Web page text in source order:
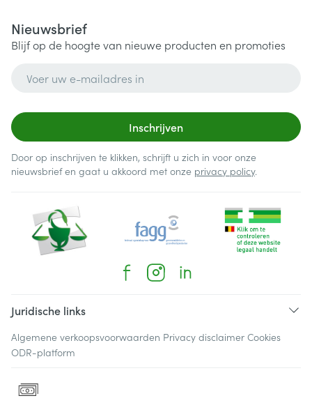
Nieuwsbrief
Blijf op de hoogte van nieuwe producten en promoties
Inschrijven
Door op inschrijven te klikken, schrijft u zich in voor onze
nieuwsbrief en gaat u akkoord met onze privacy policy.
Juridische links
Algemene verkoopsvoorwaarden Privacy disclaimer Cookies
ODR-platform